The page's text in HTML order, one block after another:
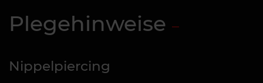
Plegehinweise
Nippelpiercing